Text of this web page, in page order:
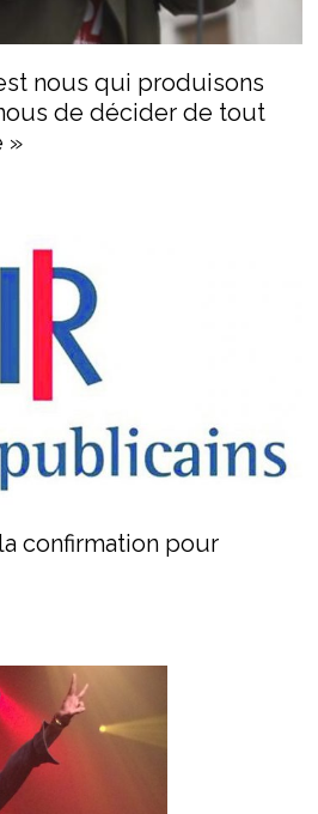
nous qui produisons
de décider de tout
»
confirmation pour